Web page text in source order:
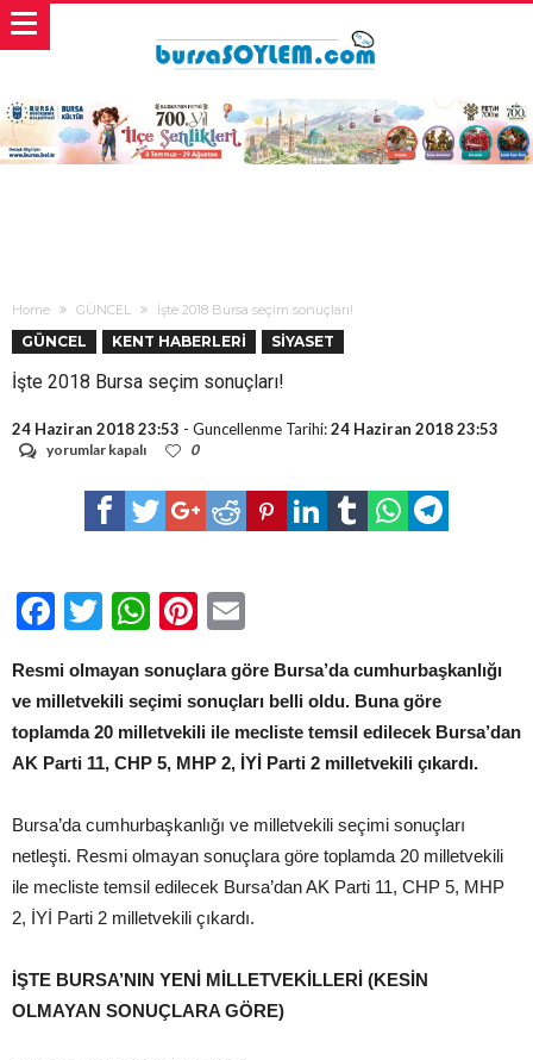
Home GÜNCEL İşte 2018 Bursa seçim sonuçları!
GÜNCEL KENT HABERLERİ SİYASET
İşte 2018 Bursa seçim sonuçları!
24 Haziran 2018 23:53 - Guncellenme Tarihi:24 Haziran 2018 23:53
İşte
sonuçları!
yorumlar kapalı 0
Facebook
TwitterWhatsApp
Pinterest
Resmi olmayan sonuçlara göre Bursa’da cumhurbaşkanlığı
ve milletvekili seçimi sonuçları belli oldu. Buna göre
toplamda 20 milletvekili ile mecliste temsil edilecek Bursa’dan
AK Parti 11, CHP 5, MHP 2, İYİ Parti 2 milletvekili çıkardı.
Bursa’da cumhurbaşkanlığı ve milletvekili seçimi sonuçları
netleşti. Resmi olmayan sonuçlara göre toplamda 20 milletvekili
ile mecliste temsil edilecek Bursa’dan AK Parti 11, CHP 5, MHP
2, İYİ Parti 2 milletvekili çıkardı.
İŞTE BURSA’NIN YENİ MİLLETVEKİLLERİ (KESİN
OLMAYAN SONUÇLARA GÖRE)